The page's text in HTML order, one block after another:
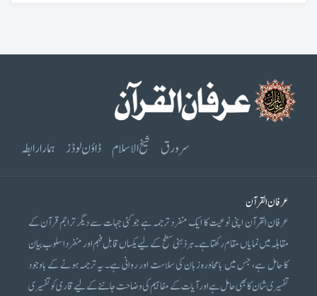
سرورق شیخ الاسلام ڈاؤن لوڈز ہمارا رابطہ
عرفان القرآن
عرفان القرآن اپنی نوعیت کا ایک منفرد ترجمہ ہے جو کئی جہات سے دیگر تراجم قرآن کے
مقابلہ میں نمایاں مقام رکھتا ہے۔ ہر ذہنی سطح کے لیے یکساں قابل فہم اور منفرد اسلوب بیان
کا حامل ہے، جس میں بامحاورہ زبان کی سلاست اور روانی ہے۔ یہ ترجمہ ہونے کے باوجود
تفسیری شان کا بھی حامل ہے اور آیات کے مفاہیم کی وضاحت جاننے کے لیے قاری کو تفسیری